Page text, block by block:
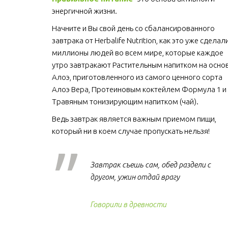
энергичной жизни.
Начните и Вы свой день со сбалансированного
завтрака от Herbalife Nutrition, как это уже
миллионы людей во всем мире, которые каждое
утро завтракают Растительным напитком на
Алоэ, приготовленного из самого ценного сорта
Алоэ Вера, Протеиновым коктейлем Формула 1 и
Травяным тонизирующим напитком (чай).
Ведь завтрак является важным приемом пищи,
который ни в коем случае пропускать нельзя!
Завтрак съешь сам, обед раздели с
другом, ужин отдай врагу
Говорили в древности